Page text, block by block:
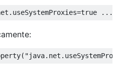
. useSystemProxies=true ...
(